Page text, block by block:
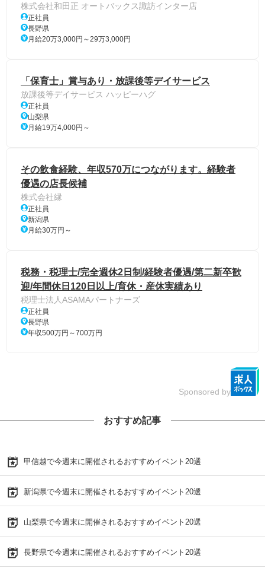
株式会社和田正 オートバックス諏訪インター店
正社員
長野県
月給20万3,000円～29万3,000円
「保育士」賞与あり・放課後等デイサービス
放課後等デイサービス ハッピーハグ
正社員
山梨県
月給19万4,000円～
その飲食経験、年収570万につながります。経験者
優遇の店長候補
株式会社縁
正社員
新潟県
月給30万円～
税務・税理士/完全週休2日制/経験者優遇/第二新卒歓
迎/年間休日120日以上/育休・産休実績あり
税理士法人ASAMAパートナーズ
正社員
長野県
年収500万円～700万円
Sponsored by
おすすめ記事
甲信越で今週末に開催されるおすすめイベント20選
新潟県で今週末に開催されるおすすめイベント20選
山梨県で今週末に開催されるおすすめイベント20選
長野県で今週末に開催されるおすすめイベント20選